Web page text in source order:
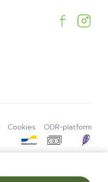
Cookies ODR-platform